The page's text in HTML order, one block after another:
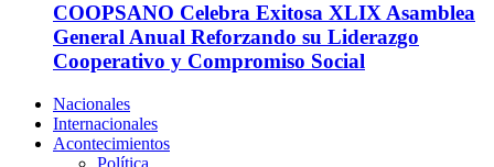
COOPSANO Celebra Exitosa XLIX Asamblea
General Anual Reforzando su Liderazgo
Cooperativo y Compromiso Social
Nacionales
Internacionales
Acontecimientos
Política